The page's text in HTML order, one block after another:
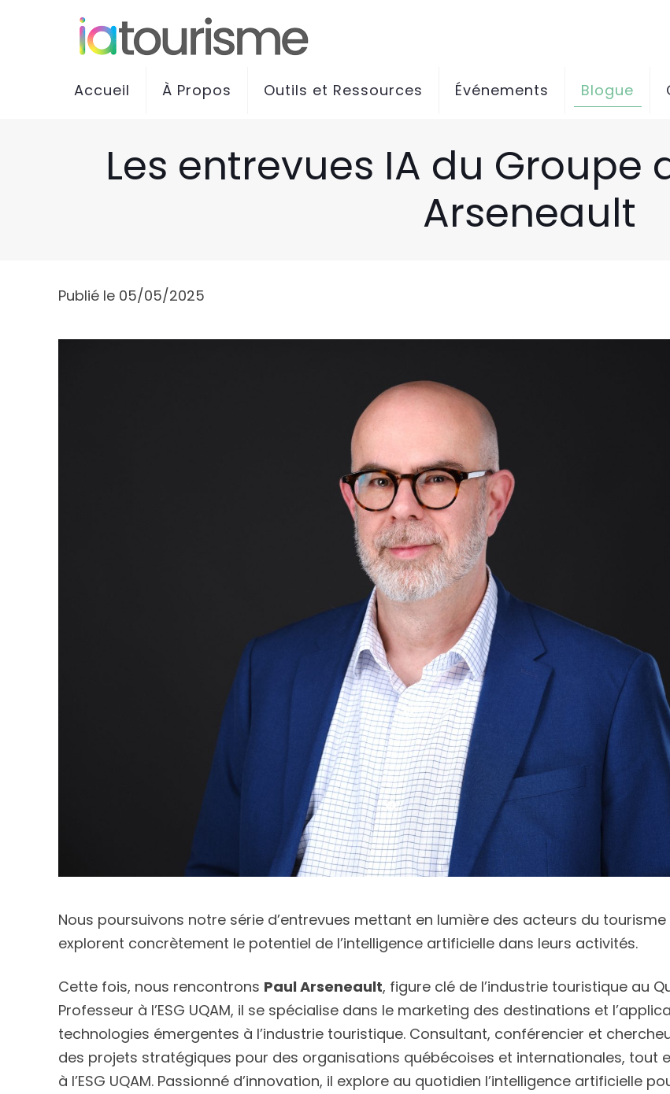
Accueil À Propos Outils et Ressources Événements Blogue
Les entrevues IA du Groupe
Arseneault
Publié le 05/05/2025
Nous poursuivons notre série d’entrevues mettant en lumière des acteurs du
explorent concrètement le potentiel de l’intelligence artificielle dans leurs activités.
Cette fois, nous rencontrons Paul Arseneault, figure clé de l’industrie touristique au
Professeur à l’ESG UQAM, il se spécialise dans le marketing des destinations et
technologies émergentes à l’industrie touristique. Consultant, conférencier et
des projets stratégiques pour des organisations québécoises et internationales, tout
à l’ESG UQAM. Passionné d’innovation, il explore au quotidien l’intelligence artificielle